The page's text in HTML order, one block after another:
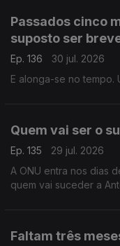
Passados cinco
suposto ser
Ep. 136
30 jul. 2026
E alonga-se no tempo.
Quem vai ser o
Ep. 135
29 jul. 2026
A ONU entra nos dias
quem vai suceder a
Faltam três